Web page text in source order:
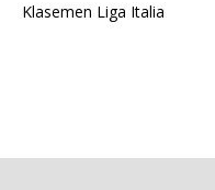
Klasemen Liga Italia